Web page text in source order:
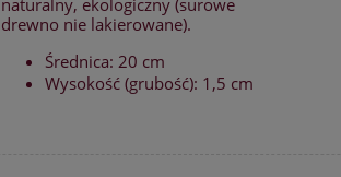
drewno nie lakierowane).
Średnica: 20 cm
Wysokość (grubość): 1,5 cm